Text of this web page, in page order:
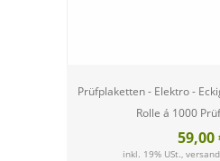
Prüfplaketten - Elektro -
Rolle á 1000
59,00
inkl. 19% USt.,